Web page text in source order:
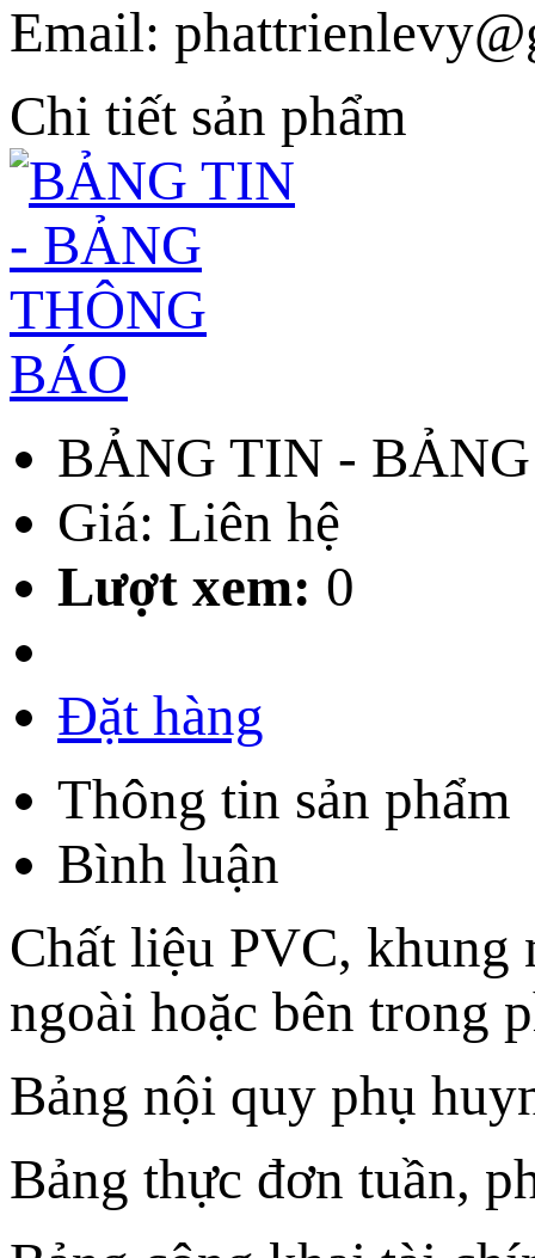
Email:
Chi tiết sản phẩm
BẢNG TIN -
Giá: Liên hệ
Lượt xem: 0
Đặt hàng
Thông tin sản phẩm
Bình luận
Chất liệu PVC, khung
ngoài hoặc bên trong
Bảng nội quy phụ
Bảng thực đơn tuần,